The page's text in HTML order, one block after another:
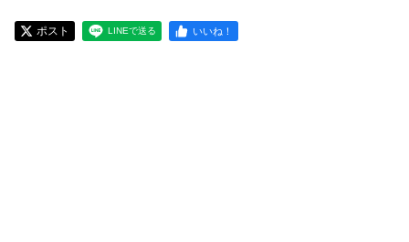
ポスト LINEで送る いいね！